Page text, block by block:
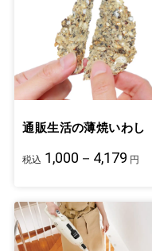
通販生活の薄焼いわし
税込 1,000－4,179 円